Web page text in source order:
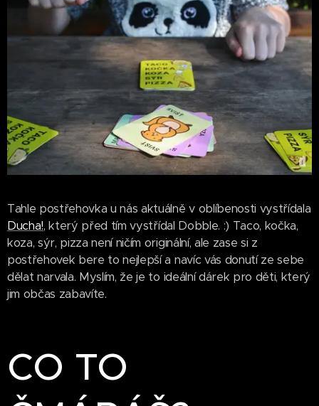
Tahle postřehovka u nás aktuálně v oblíbenosti vystřídala
Ducha!, který před tím vystřídal Dobble. :) Taco, kočka,
koza, sýr, pizza není ničím originální, ale zase si z
postřehovek bere to nejlepší a navíc vás donutí ze sebe
dělat narvala. Myslím, že je to ideální dárek pro děti, který
jim občas zabavíte.
CO TO